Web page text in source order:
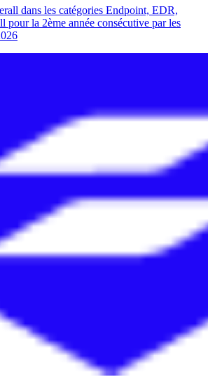
dans les catégories Endpoint, EDR,
la 2ème année consécutive par les